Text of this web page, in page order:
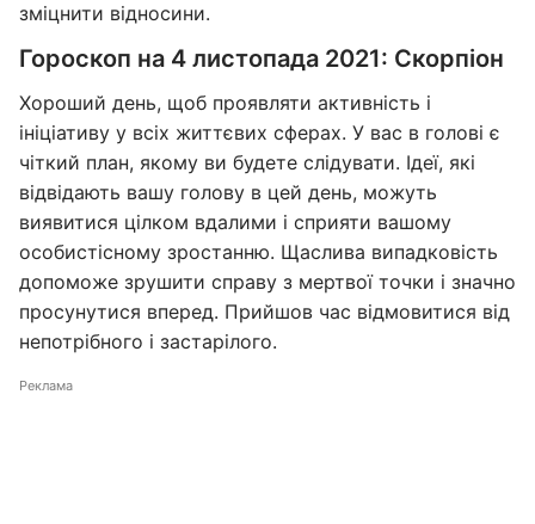
зміцнити відносини.
Гороскоп на 4 листопада 2021: Скорпіон
Хороший день, щоб проявляти активність і
ініціативу у всіх життєвих сферах. У вас в голові є
чіткий план, якому ви будете слідувати. Ідеї, які
відвідають вашу голову в цей день, можуть
виявитися цілком вдалими і сприяти вашому
особистісному зростанню. Щаслива випадковість
допоможе зрушити справу з мертвої точки і значно
просунутися вперед. Прийшов час відмовитися від
непотрібного і застарілого.
Реклама